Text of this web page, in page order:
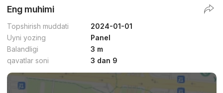
Eng muhimi
Topshirish muddati
2024-01-01
Uyni yozing
Panel
Balandligi
3 m
qavatlar soni
3 dan 9